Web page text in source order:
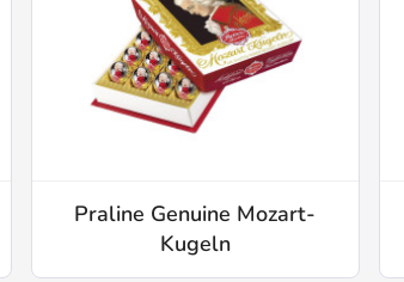
Praline Genuine Mozart-
Kugeln